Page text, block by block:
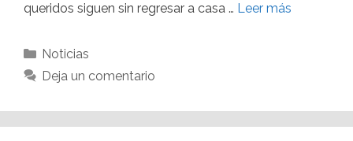
queridos siguen sin regresar a casa … Leer más
Noticias
Deja un comentario